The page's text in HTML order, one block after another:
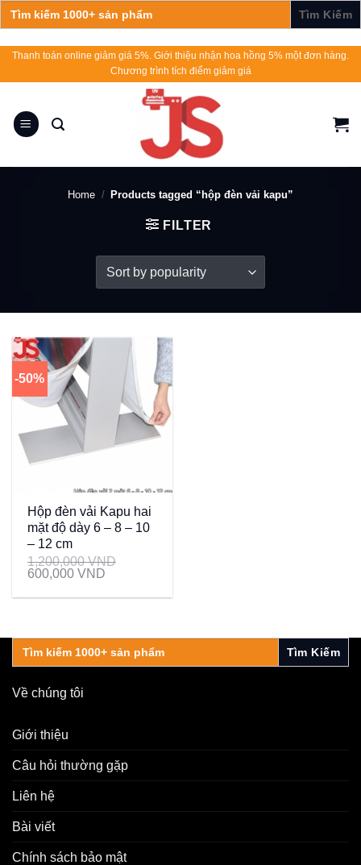
Search
for:
Skip
Thanh toán online giảm giá 5%. Giới thiệu nhận hoa hồng 5% một đơn hàng.
Chương trình tích điểm giảm giá
Home / Products tagged “hộp đèn vải kapu”
FILTER
-50%
Hộp đèn vải Kapu hai
mặt độ dày 6 – 8 – 10
– 12 cm
1,200,000VND
600,000 VND
Search
for:
Về chúng tôi
Giới thiệu
Câu hỏi thường gặp
Liên hệ
Bài viết
Chính sách bảo mật